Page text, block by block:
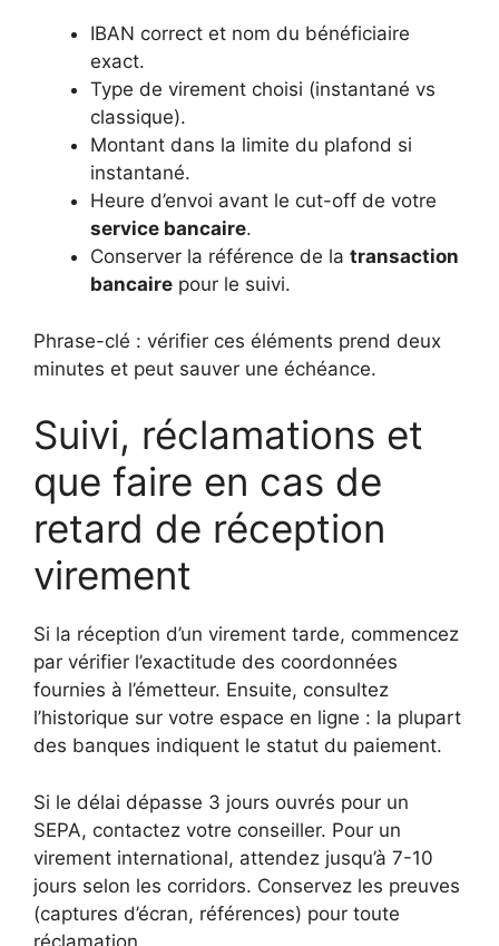
IBAN correct et nom du bénéficiaire
exact.
Type de virement choisi (instantané vs
classique).
Montant dans la limite du plafond si
instantané.
Heure d’envoi avant le cut-off de votre
service bancaire.
Conserver la référence de la transaction
bancaire pour le suivi.
Phrase-clé : vérifier ces éléments prend deux
minutes et peut sauver une échéance.
Suivi, réclamations et
que faire en cas de
retard de réception
virement
Si la réception d’un virement tarde, commencez
par vérifier l’exactitude des coordonnées
fournies à l’émetteur. Ensuite, consultez
l’historique sur votre espace en ligne : la plupart
des banques indiquent le statut du paiement.
Si le délai dépasse 3 jours ouvrés pour un
SEPA, contactez votre conseiller. Pour un
virement international, attendez jusqu’à 7-10
jours selon les corridors. Conservez les preuves
(captures d’écran, références) pour toute
réclamation.